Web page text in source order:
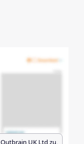
Outbrain UK Ltd zu,